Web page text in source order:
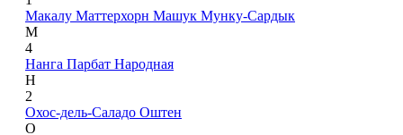
Макалу Маттерхорн Машук Мунку-Сардык
М
4
Нанга Парбат Народная
Н
2
Охос-дель-Саладо Оштен
О